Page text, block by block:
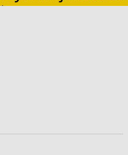
bezawaryjnej